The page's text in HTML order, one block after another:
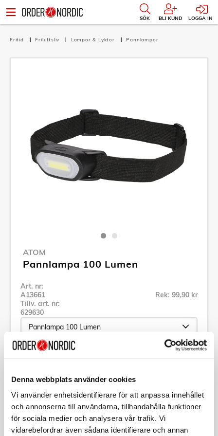
Denna webbplats använder cookies
Vi använder enhetsidentifierare för att anpassa innehållet
och annonserna till användarna, tillhandahålla funktioner
för sociala medier och analysera vår trafik. Vi
vidarebefordrar även sådana identifierare och annan
SÖK BLI KUND LOGGA IN
Fritid Friluftsliv Lampor & Lyktor Pannlampor
ATOM
Pannlampa 100 Lumen
Art. nr:
A13661
Tillv. art. nr:
629630
Rek: 99,90 kr
Se alla produkter inom Atom
Specifikation
Beskrivning